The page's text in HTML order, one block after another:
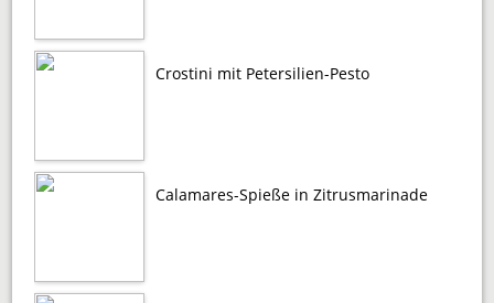
Crostini mit Petersilien-Pesto
Calamares-Spieße in Zitrusmarinade